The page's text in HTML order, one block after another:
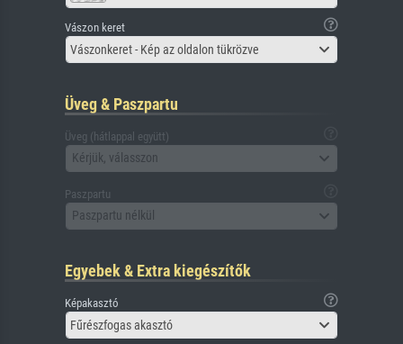
Vászon keret
Vászonkeret - Kép az oldalon tükrözve
Üveg & Paszpartu
Üveg (hátlappal együtt)
Kérjük, válasszon
Paszpartu
Paszpartu nélkül
Egyebek & Extra kiegészítők
Képakasztó
Fűrészfogas akasztó